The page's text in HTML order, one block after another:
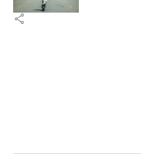
share